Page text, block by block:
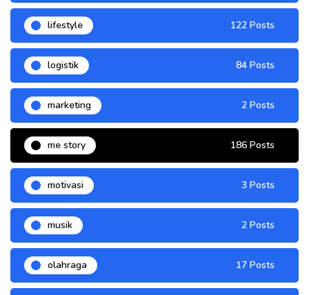
lifestyle 122 Posts
logistik 84 Posts
marketing 2 Posts
me story 186 Posts
motivasi 3 Posts
musik 2 Posts
olahraga 17 Posts